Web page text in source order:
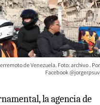
de Venezuela. Foto: archivo
Facebook @jorgerpsuv
la agencia de